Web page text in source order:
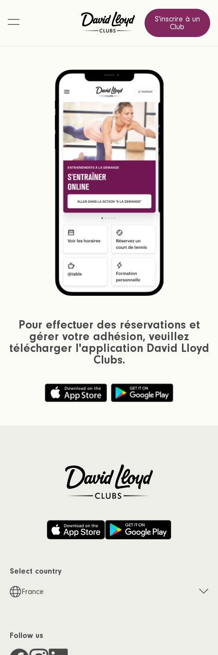
S'inscrire à un
Club
Pour effectuer des réservations et
gérer votre adhésion, veuillez
télécharger l'application David Lloyd
Clubs.
Select country
France
Follow us